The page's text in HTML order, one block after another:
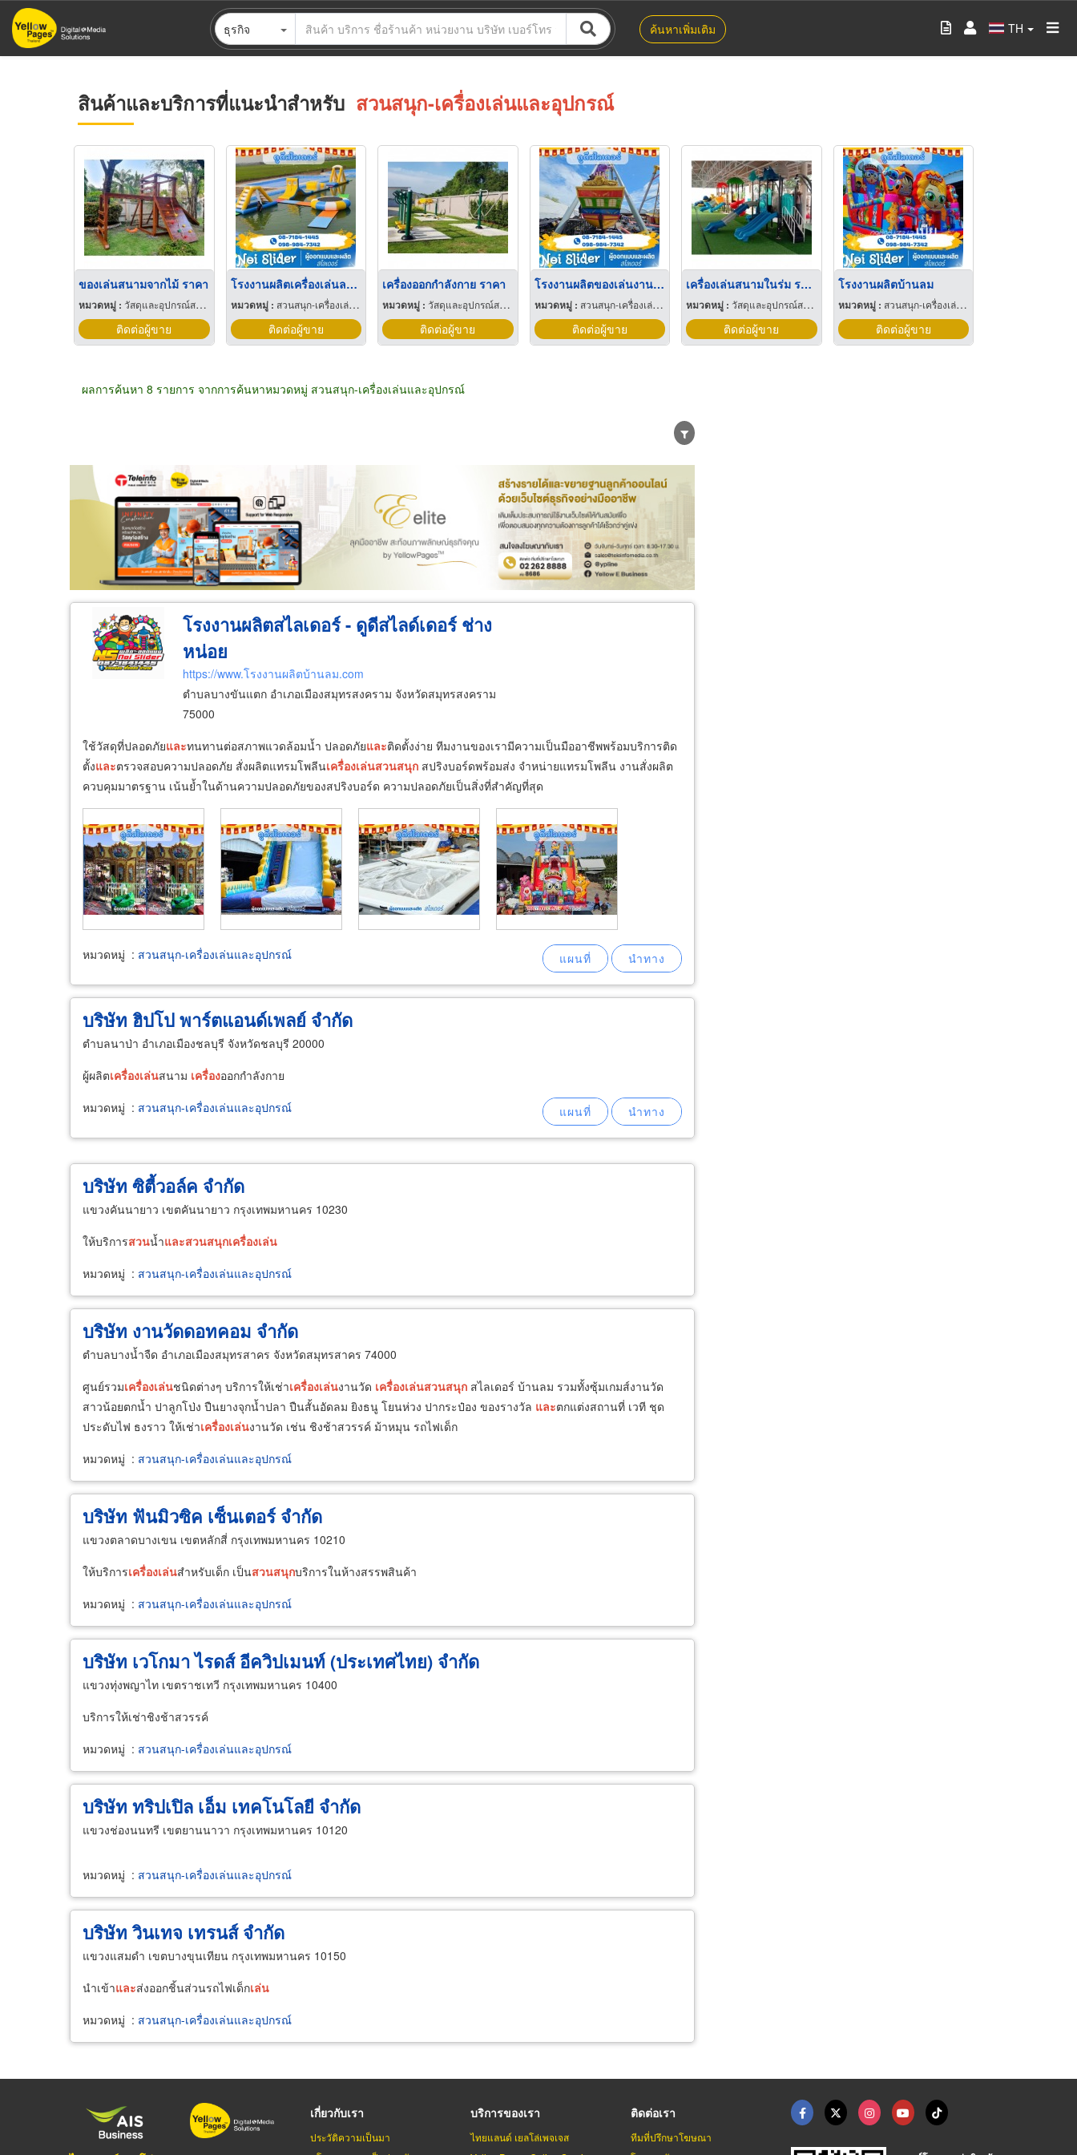
ข้าม
ไป
ธุรกิจ ค้นหาเพิ่มเติม TH
สินค้าและบริการที่แนะนำสำหรับ สวนสนุก-เครื่องเล่นและอุปกรณ์
ของเล่นสนามจากไม้ ราคา
หมวดหมู่ : วัสดุและอุปกรณ์สนามเด็กเล่น
ติดต่อผู้ขาย
โรงงานผลิตเครื่องเล่นลมในน้ำ
หมวดหมู่ : สวนสนุก-เครื่องเล่นและอุปกรณ์
ติดต่อผู้ขาย
เครื่องออกกำลังกาย ราคา
หมวดหมู่ : วัสดุและอุปกรณ์สนามเด็กเล่น
ติดต่อผู้ขาย
โรงงานผลิตของเล่นงานวัด
หมวดหมู่ : สวนสนุก-เครื่องเล่นและอุปกรณ์
ติดต่อผู้ขาย
เครื่องเล่นสนามในร่ม ราคาโรงงาน
หมวดหมู่ : วัสดุและอุปกรณ์สนามเด็กเล่น
ติดต่อผู้ขาย
โรงงานผลิตบ้านลม
หมวดหมู่ : สวนสนุก-เครื่องเล่นและอุปกรณ์
ติดต่อผู้ขาย
ผลการค้นหา 8 รายการ จากการค้นหาหมวดหมู่ สวนสนุก-เครื่องเล่นและอุปกรณ์
ขายส่ง ขายปลีก ผู้ผลิต ตัวแทนจัดจำหน่าย ผู้ส่งออก/นำเข้า ธุรกิจบริการ
โรงงานผลิตสไลเดอร์ - ดูดีสไลด์เดอร์ ช่าง
หน่อย
https://www.โรงงานผลิตบ้านลม.com
ตำบลบางขันแตก อำเภอเมืองสมุทรสงคราม จังหวัดสมุทรสงคราม
75000
ใช้วัสดุที่ปลอดภัยและทนทานต่อสภาพแวดล้อมน้ำ ปลอดภัยและติดตั้งง่าย ทีมงานของเรามีความเป็นมืออาชีพพร้อมบริการติด
ตั้งและตรวจสอบความปลอดภัย สั่งผลิตแทรมโพลีนเครื่องเล่นสวนสนุก สปริงบอร์ดพร้อมส่ง จำหน่ายแทรมโพลีน งานสั่งผลิต
ควบคุมมาตรฐาน เน้นย้ำในด้านความปลอดภัยของสปริงบอร์ด ความปลอดภัยเป็นสิ่งที่สำคัญที่สุด
หมวดหมู่ : สวนสนุก-เครื่องเล่นและอุปกรณ์
บริษัท ฮิปโป พาร์ตแอนด์เพลย์ จำกัด
ตำบลนาป่า อำเภอเมืองชลบุรี จังหวัดชลบุรี 20000
ผู้ผลิตเครื่องเล่นสนาม เครื่องออกกำลังกาย
หมวดหมู่ : สวนสนุก-เครื่องเล่นและอุปกรณ์
บริษัท ซิตี้วอล์ค จำกัด
แขวงคันนายาว เขตคันนายาว กรุงเทพมหานคร 10230
ให้บริการสวนน้ำและสวนสนุกเครื่องเล่น
หมวดหมู่ : สวนสนุก-เครื่องเล่นและอุปกรณ์
บริษัท งานวัดดอทคอม จำกัด
ตำบลบางน้ำจืด อำเภอเมืองสมุทรสาคร จังหวัดสมุทรสาคร 74000
ศูนย์รวมเครื่องเล่นชนิดต่างๆ บริการให้เช่าเครื่องเล่นงานวัด เครื่องเล่นสวนสนุก สไลเดอร์ บ้านลม รวมทั้งซุ้มเกมส์งานวัด
สาวน้อยตกน้ำ ปาลูกโป่ง ปืนยางจุกน้ำปลา ปืนสั้นอัดลม ยิงธนู โยนห่วง ปากระป๋อง ของรางวัล และตกแต่งสถานที่ เวที ชุด
ประดับไฟ ธงราว ให้เช่าเครื่องเล่นงานวัด เช่น ชิงช้าสวรรค์ ม้าหมุน รถไฟเด็ก
หมวดหมู่ : สวนสนุก-เครื่องเล่นและอุปกรณ์
บริษัท ฟันมิวซิค เซ็นเตอร์ จำกัด
แขวงตลาดบางเขน เขตหลักสี่ กรุงเทพมหานคร 10210
ให้บริการเครื่องเล่นสำหรับเด็ก เป็นสวนสนุกบริการในห้างสรรพสินค้า
หมวดหมู่ : สวนสนุก-เครื่องเล่นและอุปกรณ์
บริษัท เวโกมา ไรดส์ อีควิปเมนท์ (ประเทศไทย) จำกัด
แขวงทุ่งพญาไท เขตราชเทวี กรุงเทพมหานคร 10400
บริการให้เช่าชิงช้าสวรรค์
หมวดหมู่ : สวนสนุก-เครื่องเล่นและอุปกรณ์
บริษัท ทริปเปิล เอ็ม เทคโนโลยี จำกัด
แขวงช่องนนทรี เขตยานนาวา กรุงเทพมหานคร 10120
หมวดหมู่ : สวนสนุก-เครื่องเล่นและอุปกรณ์
บริษัท วินเทจ เทรนส์ จำกัด
แขวงแสมดำ เขตบางขุนเทียน กรุงเทพมหานคร 10150
นำเข้าและส่งออกชิ้นส่วนรถไฟเด็กเล่น
หมวดหมู่ : สวนสนุก-เครื่องเล่นและอุปกรณ์
เกี่ยวกับเรา
ประวัติความเป็นมา
บริการของเรา
ไทยแลนด์ เยลโล่เพจเจส
ติดต่อเรา
ทีมที่ปรึกษาโฆษณา